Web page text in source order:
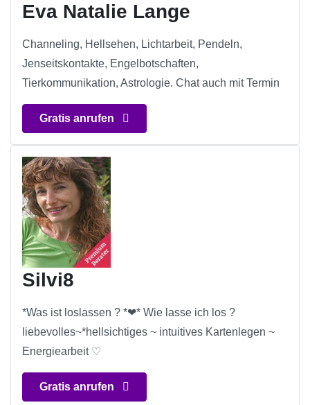
Eva Natalie Lange
Channeling, Hellsehen, Lichtarbeit, Pendeln,
Jenseitskontakte, Engelbotschaften,
Tierkommunikation, Astrologie. Chat auch mit Termin
Gratis anrufen
Silvi8
*Was ist loslassen ? *❤* Wie lasse ich los ?
liebevolles~*hellsichtiges ~ intuitives Kartenlegen ~
Energiearbeit ♡
Gratis anrufen